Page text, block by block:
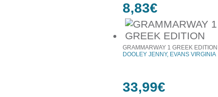
8,83€
GRAMMARWAY 1 GREEK EDITION
DOOLEY JENNY, EVANS VIRGINIA
33,99€